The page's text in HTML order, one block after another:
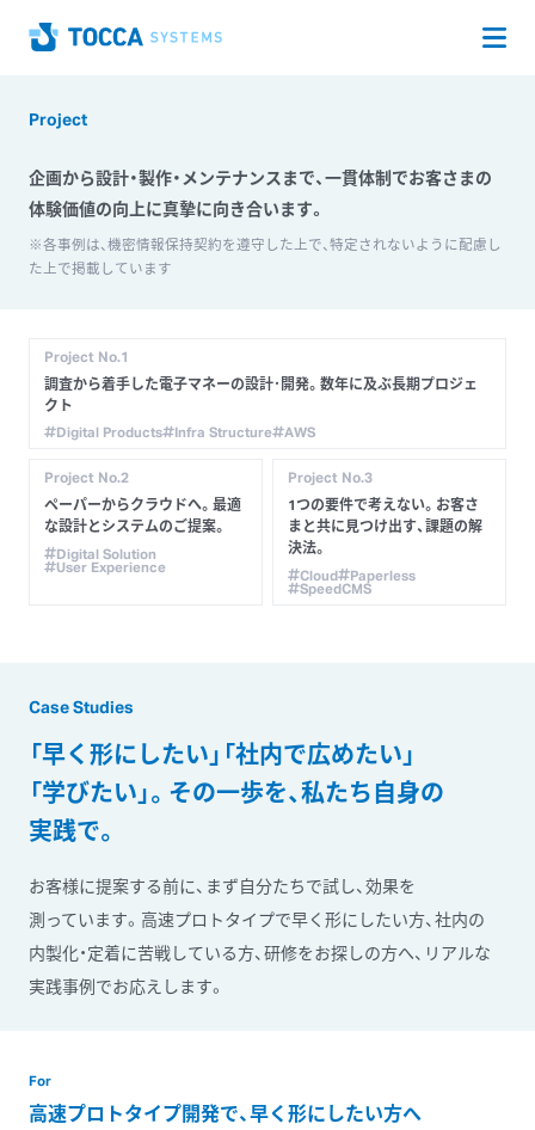
Home
Project
企画から設計・製作・メンテナンスまで、一貫体制でお客さまの
体験価値の向上に真摯に向き合います。
※各事例は、機密情報保持契約を遵守した上で、特定されないように配慮し
た上で掲載しています
Project No.1
調査から着手した電子マネーの設計･開発。数年に及ぶ長期プロジェ
クト
Digital Products Infra Structure AWS
Project No.2
ペーパーからクラウドへ。最適
な設計とシステムのご提案。
Digital Solution
User Experience
Project No.3
1つの要件で考えない。お客さ
まと共に見つけ出す、課題の解
決法。
Cloud Paperless
SpeedCMS
Case Studies
「早く形にしたい」 「社内で広めたい」
「学びたい」。 その一歩を、私たち自身の
実践で。
お客様に提案する前に、 まず自分たちで試し、効果を
測っています。 高速プロトタイプで早く 形に したい方、社内の
内製化・定着に苦戦している方、研修をお探しの方へ、 リアルな
実践事例でお応えします。
For
高速プロトタイプ開発で、早く形にしたい方へ